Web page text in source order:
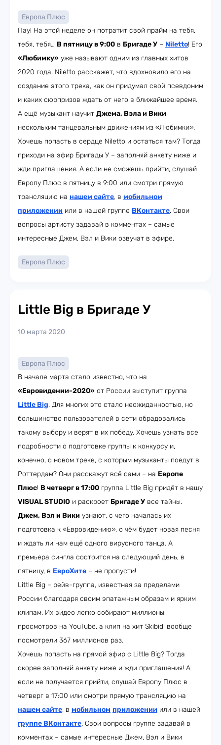
Европа Плюс
Пау! На этой неделе он потратит свой прайм на тебя,
тебя, тебя… В пятницу в 9:00 в Бригаде У – Niletto! Его
«Любимку» уже называют одним из главных хитов
2020 года. Niletto расскажет, что вдохновило его на
создание этого трека, как он придумал свой псевдоним
и каких сюрпризов ждать от него в ближайшее время.
А ещё музыкант научит Джема, Вэла и Вики
нескольким танцевальным движениям из «Любимки».
Хочешь попасть в сердце Niletto и остаться там? Тогда
приходи на эфир Бригады У – заполняй анкету ниже и
жди приглашения. А если не сможешь прийти, слушай
Европу Плюс в пятницу в 9:00 или смотри прямую
трансляцию на нашем сайте, в мобильном
приложении или в нашей группе ВКонтакте. Свои
вопросы артисту задавай в комментах – самые
интересные Джем, Вэл и Вики озвучат в эфире.
Европа Плюс
Little Big в Бригаде У
10 марта 2020
Европа Плюс
В начале марта стало известно, что на
«Евровидении-2020» от России выступит группа
Little Big. Для многих это стало неожиданностью, но
большинство пользователей в сети обрадовались
такому выбору и верят в их победу. Хочешь узнать все
подробности о подготовке группы к конкурсу и,
конечно, о новом треке, с которым музыканты поедут в
Роттердам? Они расскажут всё сами – на Европе
Плюс! В четверг в 17:00 группа Little Big придёт в нашу
VISUAL STUDIO и раскроет Бригаде У все тайны.
Джем, Вэл и Вики узнают, с чего началась их
подготовка к «Евровидению», о чём будет новая песня
и ждать ли нам ещё одного вирусного танца. А
премьера сингла состоится на следующий день, в
пятницу, в ЕвроХите – не пропусти!
Little Big – рейв-группа, известная за пределами
России благодаря своим эпатажным образам и ярким
клипам. Их видео легко собирают миллионы
просмотров на YouTube, а клип на хит Skibidi вообще
посмотрели 367 миллионов раз.
Хочешь попасть на прямой эфир с Little Big? Тогда
скорее заполняй анкету ниже и жди приглашения! А
если не получается прийти, слушай Европу Плюс в
четверг в 17:00 или смотри прямую трансляцию на
нашем сайте, в мобильном приложении или в нашей
группе ВКонтакте. Свои вопросы группе задавай в
комментах – самые интересные Джем, Вэл и Вики